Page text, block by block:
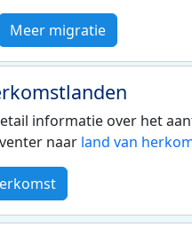
Meer migratie
informatie over het
naar land van